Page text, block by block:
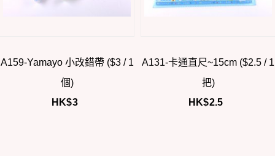
A159-Yamayo 小改錯帶 ($3 / 1
個)
HK$3
A131-卡通直尺~15cm ($2.5 / 1
把)
HK$2.5